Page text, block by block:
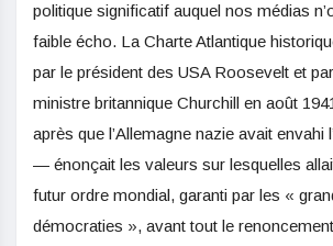
politique significatif auquel nos médias
faible écho. La Charte Atlantique
par le président des USA Roosevelt et
ministre britannique Churchill en août
après que l’Allemagne nazie avait envahi
— énonçait les valeurs sur lesquelles
futur ordre mondial, garanti par les «
démocraties », avant tout le